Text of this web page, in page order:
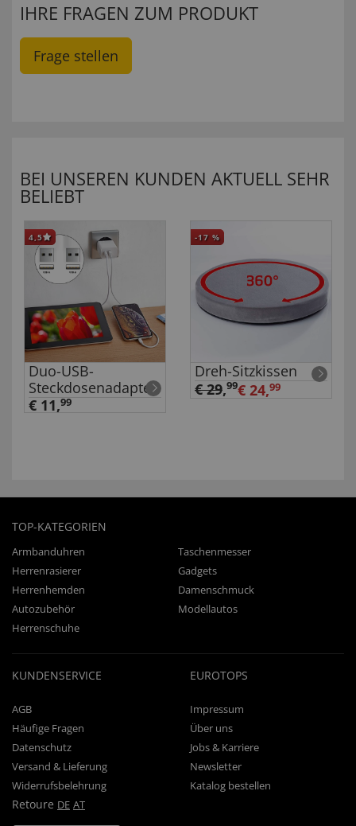
IHRE FRAGEN ZUM PRODUKT
Frage stellen
BEI UNSEREN KUNDEN AKTUELL SEHR
BELIEBT
4,5
Duo-USB-
Steckdosenadapter
€ 11,99
-17 %
Dreh-Sitzkissen
€ 29,99€ 24,99
TOP-KATEGORIEN
Armbanduhren
Taschenmesser
Herrenrasierer
Gadgets
Herrenhemden
Damenschmuck
Autozubehör
Modellautos
Herrenschuhe
KUNDENSERVICE
AGB
Häufige Fragen
Datenschutz
Versand & Lieferung
Widerrufsbelehrung
Retoure DE AT
EUROTOPS
Impressum
Über uns
Jobs & Karriere
Newsletter
Katalog bestellen